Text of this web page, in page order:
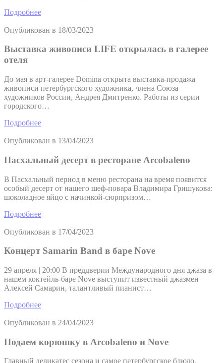
Подробнее
Опубликован в 18/03/2023
Выставка живописи LIFE открылась в галерее
отеля
До мая в арт-галерее Domina открыта выставка-продажа
живописи петербургского художника, члена Союза
художников России, Андрея Дмитренко. Работы из серии
городского…
Подробнее
Опубликован в 13/04/2023
Пасхальный десерт в ресторане Arcobaleno
В Пасхальный период в меню ресторана на время появится
особый десерт от нашего шеф-повара Владимира Гришукова:
шоколадное яйцо с начинкой-сюрпризом…
Подробнее
Опубликован в 17/04/2023
Концерт Samarin Band в баре Nove
29 апреля | 20:00 В преддверии Международного дня джаза в
нашем коктейль-баре Nove выступит известный джазмен
Алексей Самарин, талантливый пианист…
Подробнее
Опубликован в 24/04/2023
Подаем корюшку в Arcobaleno и Nove
Главный деликатес сезона и самое петербургское блюдо,